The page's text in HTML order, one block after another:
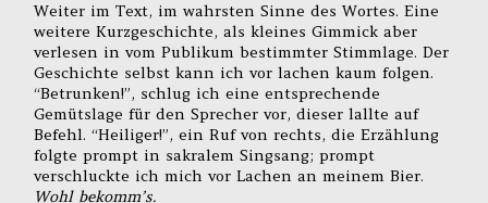
Weiter im Text, im wahrsten Sinne des Wortes. Eine
weitere Kurzgeschichte, als kleines Gimmick aber
verlesen in vom Publikum bestimmter Stimmlage. Der
Geschichte selbst kann ich vor lachen kaum folgen.
“Betrunken!”, schlug ich eine entsprechende
Gemütslage für den Sprecher vor, dieser lallte auf
Befehl. “Heiliger!”, ein Ruf von rechts, die Erzählung
folgte prompt in sakralem Singsang; prompt
verschluckte ich mich vor Lachen an meinem Bier.
Wohl bekomm’s.